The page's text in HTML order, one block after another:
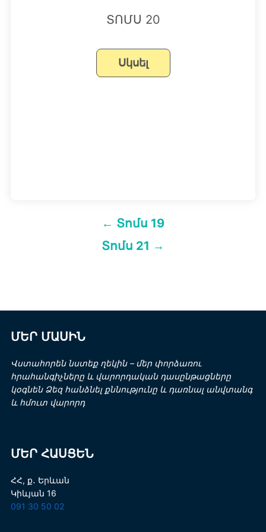
ՏՈՄՍ 20
Գրառումների
նավարկումը
← Տոմս 19
Տոմս 21 →
ՄԵՐ ՄԱՍԻՆ
Վստահորեն նստեք ղեկին – մեր փորձառու
հրահանգիչները և վարորդական դասընթացները
կօգնեն Ձեզ հանձնել քննությունը և դառնալ անվտանգ
և հմուտ վարորդ
ՄԵՐ ՀԱՍՑԵՆ
ՀՀ, ք․ Երևան
Կիևյան 16
091 30 50 02